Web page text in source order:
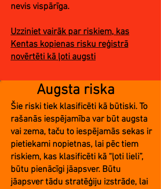
nevis vispārīga.
Uzziniet vairāk par riskiem, kas
Kentas kopienas risku reģistrā
novērtēti kā ļoti augsti
Augsta riska
Šie riski tiek klasificēti kā būtiski. To
rašanās iespējamība var būt augsta
vai zema, taču to iespējamās sekas ir
pietiekami nopietnas, lai pēc tiem
riskiem, kas klasificēti kā “ļoti lieli”,
būtu pienācīgi jāapsver. Būtu
jāapsver tādu stratēģiju izstrāde, lai